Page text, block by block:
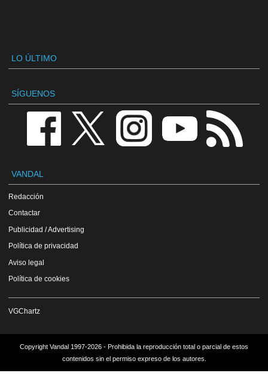
LO ÚLTIMO
SÍGUENOS
VANDAL
Redacción
Contactar
Publicidad / Advertising
Política de privacidad
Aviso legal
Política de cookies
VGChartz
Copyright Vandal 1997-2026 - Prohibida la reproducción total o parcial de estos
contenidos sin el permiso expreso de los autores.